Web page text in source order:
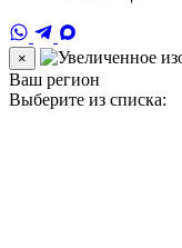
×
Ваш регион
Выберите из списка: